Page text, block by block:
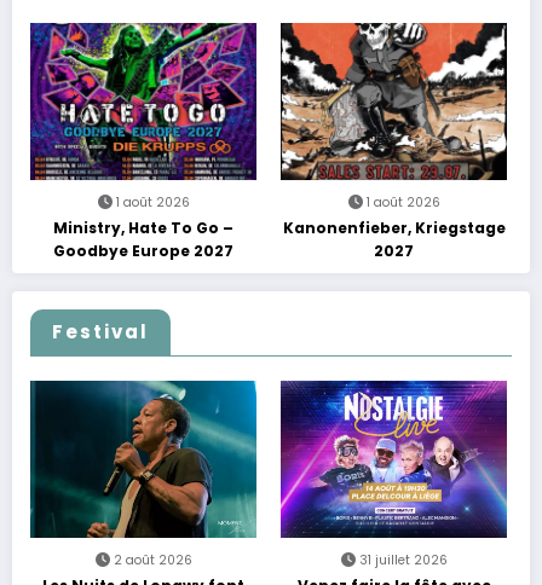
découvertes et énergie
reggae
1 août 2026
Ministry, Hate To Go –
Goodbye Europe 2027
1 août 2026
Kanonenfieber, Kriegstage
2027
Festival
2 août 2026 31 juillet 2026